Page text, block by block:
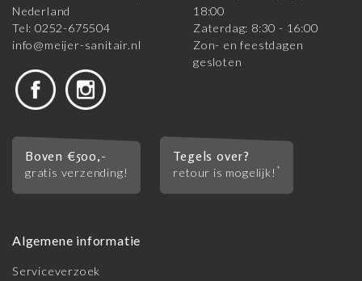
Nederland
Tel: 0252-675504
info@meijer-sanitair.nl
18:00
Zaterdag: 8:30 - 16:00
Zon- en feestdagen
gesloten
Boven €500,-
gratis verzending!
Tegels over?
retour is mogelijk! *
Algemene informatie
Serviceverzoek